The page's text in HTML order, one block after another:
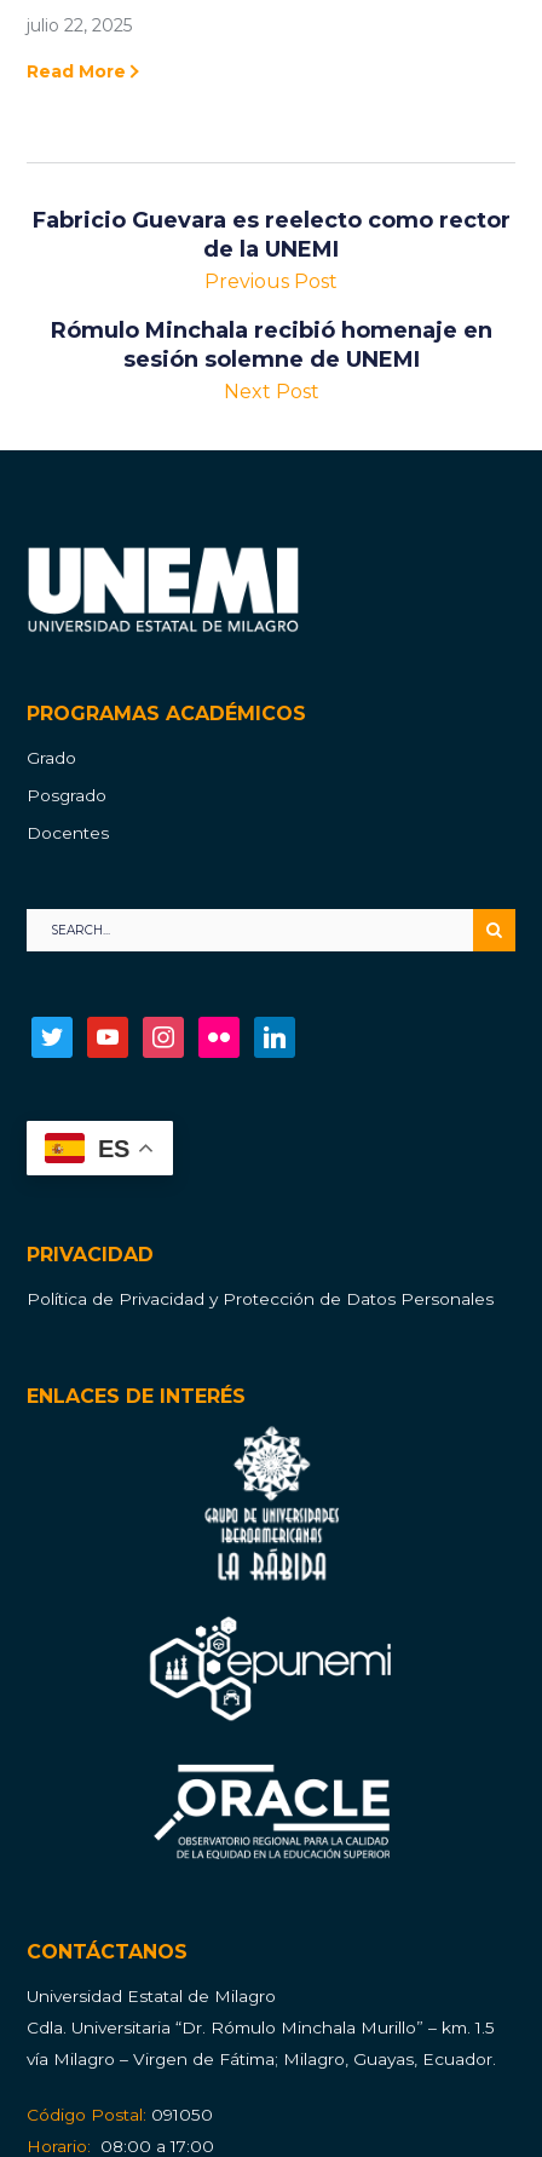
julio 22, 2025
Read More
Fabricio Guevara es reelecto como rector
de la UNEMI
Previous Post
Rómulo Minchala recibió homenaje en
sesión solemne de UNEMI
Next Post
PROGRAMAS ACADÉMICOS
Grado
Posgrado
Docentes
twitter youtube instagramflickr
ES
PRIVACIDAD
Política de Privacidad y Protección de Datos Personales
ENLACES DE INTERÉS
CONTÁCTANOS
Universidad Estatal de Milagro
Cdla. Universitaria “Dr. Rómulo Minchala Murillo” – km. 1.5
vía Milagro – Virgen de Fátima; Milagro, Guayas, Ecuador.
Código Postal: 091050
Horario:
08:00 a 17:00